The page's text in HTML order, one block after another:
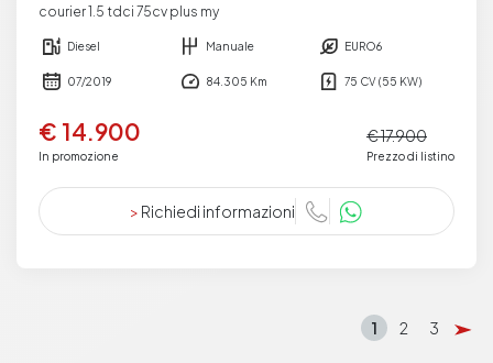
courier 1.5 tdci 75cv plus my
Diesel Manuale EURO6
07/2019 84.305 Km 75 CV (55 KW)
€ 14.900
In promozione
€ 17.900
Prezzo di listino
> Richiedi informazioni
1 2 3